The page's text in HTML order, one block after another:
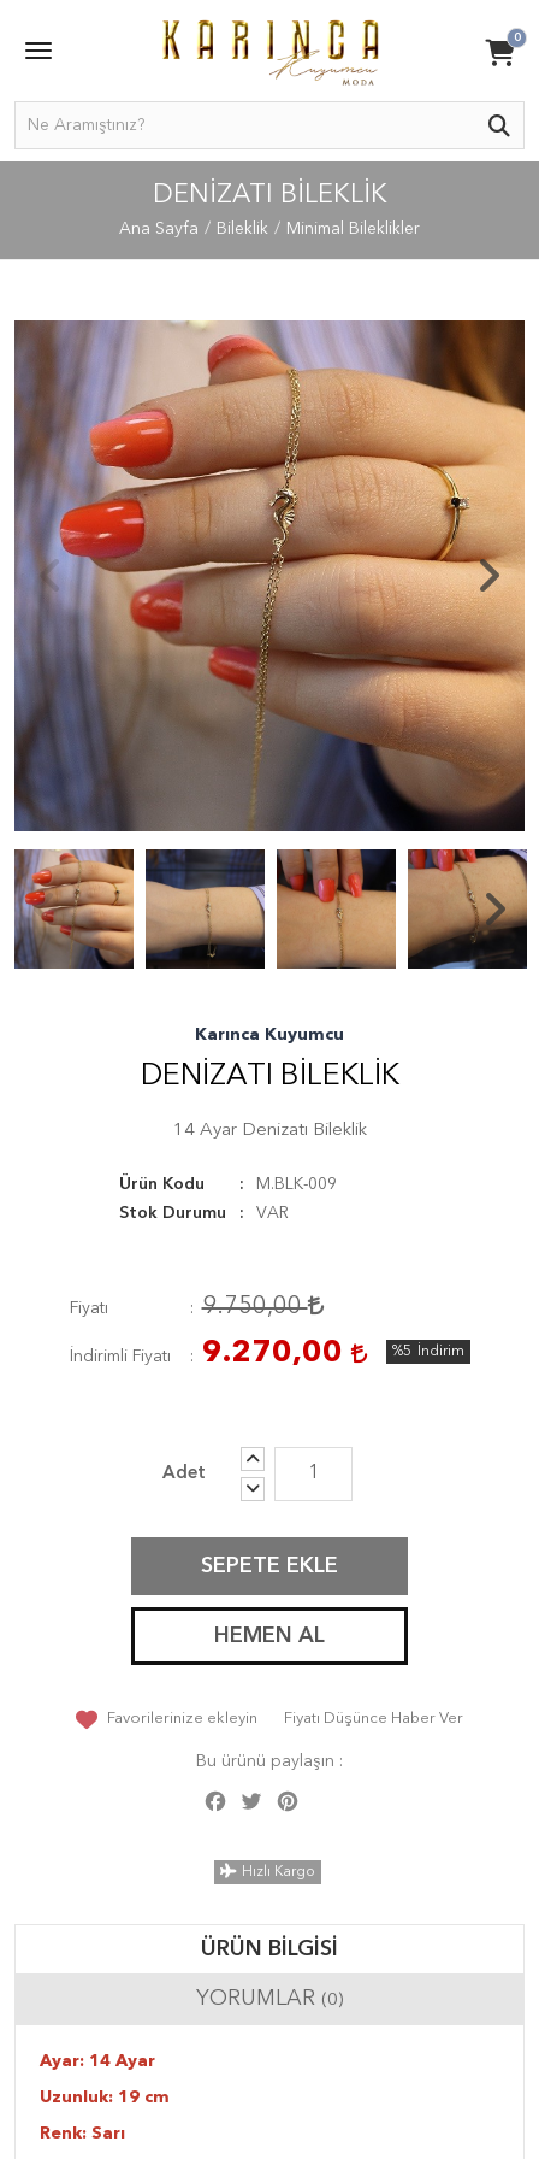
0
DENIZATI BILEKLIK
Ana Sayfa Bileklik Minimal Bileklikler
Karınca Kuyumcu
DENIZATI BILEKLIK
14 Ayar Denizatı Bileklik
Ürün Kodu
M.BLK-009
Stok Durumu
VAR
Fiyatı 9.750,00
İndirimli Fiyatı 9.270,00 %5 İndirim
SEPETE EKLE
HEMEN AL
Favorilerinize ekleyin Fiyatı Düşünce Haber Ver
Bu ürünü paylaşın :
Facebook
Twitter
Hızlı Kargo
ÜRÜN BILGISI
YORUMLAR (0)
Ayar: 14 Ayar
Uzunluk: 19 cm
Renk: Sarı